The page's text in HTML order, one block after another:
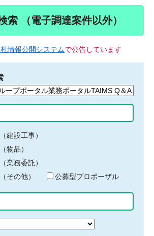
索 （電子調達案件以外）
札情報公開システムで公告しています
建設工事）
物品）
業務委託）
その他）
公募型プロポーザル